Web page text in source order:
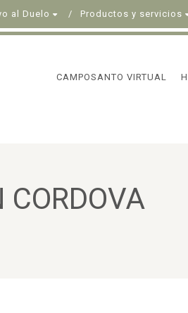
al Duelo Productos y servicios
CAMPOSANTO VIRTUAL
CORDOVA